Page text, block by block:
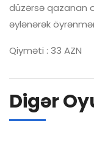
düzərsə qazanan
əylənərək
Qiyməti : 33 AZN
Digər